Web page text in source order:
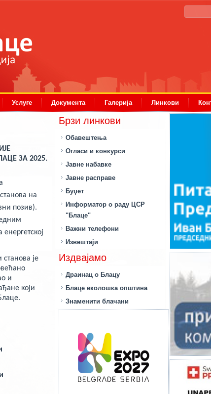
Услуге Документа Галерија Линкови
ЗА 2025.
на
позив).
је
и
који
Брзи линкови
Обавештења
Огласи и конкурси
Јавне набавке
Јавне расправе
Буџет
Информатор о раду ЦСР
"Блаце"
Важни телефони
Извештаји
Издвајамо
Драинац о Блацу
Блаце еколошка општина
Знаменити блачани